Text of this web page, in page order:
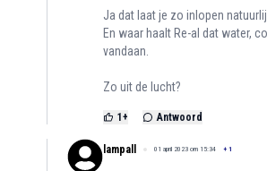
Ja dat laat je zo inlopen
En waar haalt Re-al dat water,
vandaan.
Zo uit de lucht?
1 + Antwoord
lampall 01 april 2023 om 15:34 + 1